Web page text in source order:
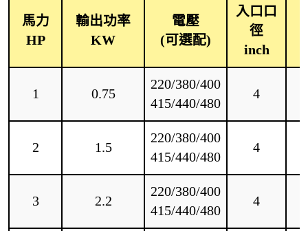
馬力
HP
輸出功率
KW
電壓
(可選配)
入口口
徑
inch
1 0.75
220/380/400
415/440/480
4
2 1.5
220/380/400
415/440/480
4
3 2.2
220/380/400
415/440/480
4